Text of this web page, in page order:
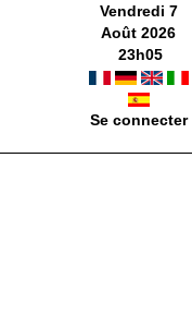
Vendredi 7
Août 2026
23h05
Se connecter